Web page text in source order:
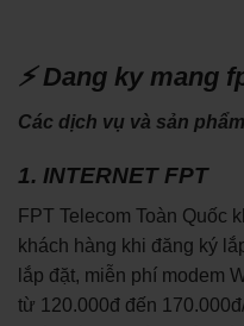
⚡ Dang ky mang
Các dịch vụ và sản
1. INTERNET FPT
FPT Telecom Toàn Quốc
khách hàng khi đăng ký
lắp đặt, miễn phí modem
từ 120.000đ đến